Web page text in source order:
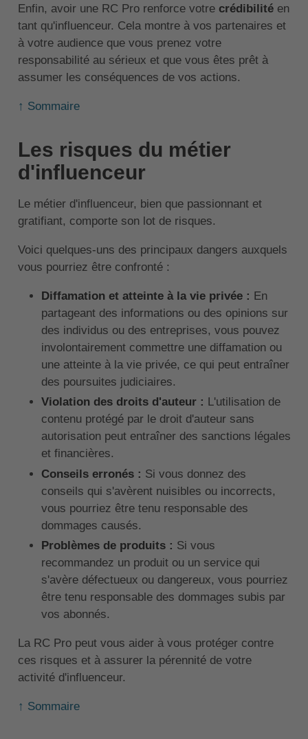
Enfin, avoir une RC Pro renforce votre crédibilitéen
tant qu'influenceur. Cela montre à vos partenaires et
à votre audience que vous prenez votre
responsabilité au sérieux et que vous êtes prêt à
assumer les conséquences de vos actions.
↑ Sommaire
Les risques du métier
d'influenceur
Le métier d'influenceur, bien que passionnant et
gratifiant, comporte son lot de risques.
Voici quelques-uns des principaux dangers auxquels
vous pourriez être confronté :
Diffamation et atteinte à la vie privée : En
partageant des informations ou des opinions sur
des individus ou des entreprises, vous pouvez
involontairement commettre une diffamation ou
une atteinte à la vie privée, ce qui peut entraîner
des poursuites judiciaires.
Violation des droits d'auteur : L'utilisation de
contenu protégé par le droit d'auteur sans
autorisation peut entraîner des sanctions légales
et financières.
Conseils erronés : Si vous donnez des
conseils qui s'avèrent nuisibles ou incorrects,
vous pourriez être tenu responsable des
dommages causés.
Problèmes de produits : Si vous
recommandez un produit ou un service qui
s'avère défectueux ou dangereux, vous pourriez
être tenu responsable des dommages subis par
vos abonnés.
La RC Pro peut vous aider à vous protéger contre
ces risques et à assurer la pérennité de votre
activité d'influenceur.
↑ Sommaire